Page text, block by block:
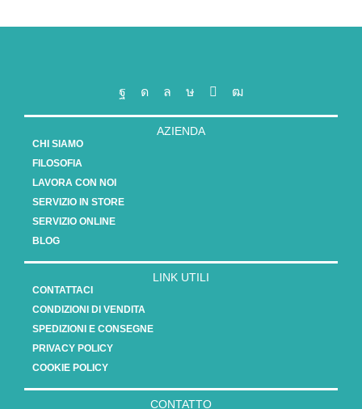
AZIENDA
CHI SIAMO
FILOSOFIA
LAVORA CON NOI
SERVIZIO IN STORE
SERVIZIO ONLINE
BLOG
LINK UTILI
CONTATTACI
CONDIZIONI DI VENDITA
SPEDIZIONI E CONSEGNE
PRIVACY POLICY
COOKIE POLICY
CONTATTO